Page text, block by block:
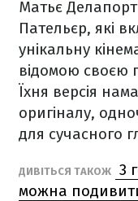
Матьє
Пательєр, які
унікальну
відомою своєю
Їхня версія
оригіналу,
для сучасного
ДИВІТЬСЯ ТАКОЖ
3
можна